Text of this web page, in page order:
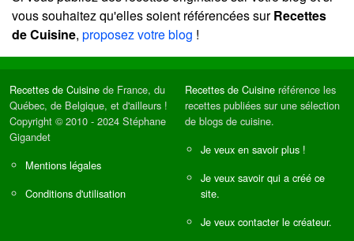
vous souhaitez qu'elles soient référencées surRecettes
de Cuisine, proposez votre blog !
Recettes de Cuisine de France, du
Québec, de Belgique, et d'ailleurs !
Copyright © 2010 - 2024 Stéphane
Gigandet
Mentions légales
Conditions d'utilisation
Recettes de Cuisine référence les
recettes publiées sur une sélection
de blogs de cuisine.
Je veux en savoir plus !
Je veux savoir qui a créé ce
site.
Je veux contacter le créateur.